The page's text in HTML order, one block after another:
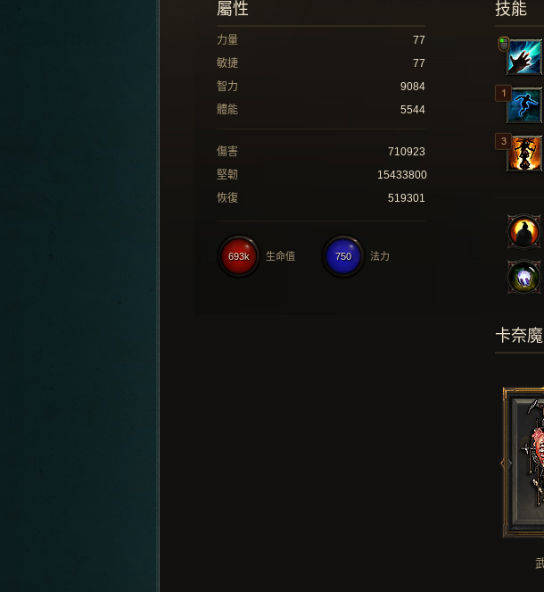
技能
屬性
力量
77
敏捷
77
智力
9084
體能
5544
傷害
710923
堅韌
15433800
恢復
519301
750 法力
693k 生命值
卡奈